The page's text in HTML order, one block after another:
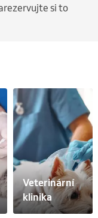
si to
Veterinární
klinika